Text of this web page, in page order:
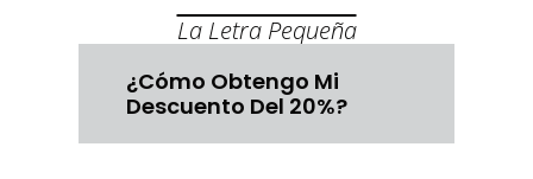
La Letra Pequeña
¿Cómo Obtengo Mi
Descuento Del 20%?